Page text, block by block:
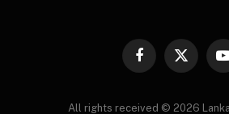
Facebook
X
All rights received © 2026 Lanka